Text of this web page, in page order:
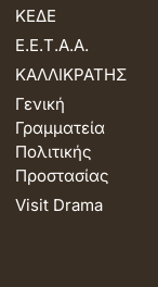
ΚΕΔΕ
Ε.Ε.Τ.Α.Α.
ΚΑΛΛΙΚΡΑΤΗΣ
Γενική
Γραμματεία
Πολιτικής
Προστασίας
Visit Drama